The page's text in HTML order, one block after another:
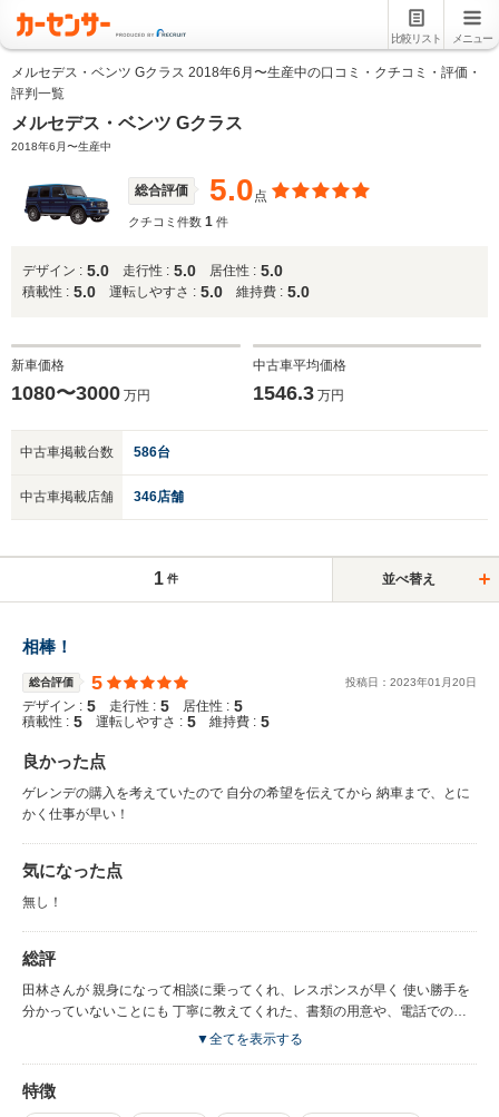
比較リスト メニュー
メルセデス・ベンツ Gクラス 2018年6月〜生産中の口コミ・クチコミ・評価・
評判一覧
メルセデス・ベンツ Gクラス
2018年6月〜生産中
総合評価 5.0点
クチコミ件数 1 件
デザイン : 5.0 走行性 : 5.0 居住性 : 5.0
積載性 : 5.0 運転しやすさ : 5.0 維持費 : 5.0
新車価格
1080〜3000 万円
中古車平均価格
1546.3万円
中古車掲載台数 586台
中古車掲載店舗 346店舗
1 件 並べ替え
相棒！
総合評価 5 投稿日： 2023年01 月20日
デザイン : 5 走行性 : 5 居住性 : 5
積載性 : 5 運転しやすさ : 5 維持費 : 5
良かった点
ゲレンデの購入を考えていたので 自分の希望を伝えてから 納車まで、とに
かく仕事が早い！
気になった点
無し！
総評
田林さんが 親身になって相談に乗ってくれ、レスポンスが早く 使い勝手を
分かっていないことにも 丁寧に教えてくれた、書類の用意や、電話での対
▼全てを表示する
特徴